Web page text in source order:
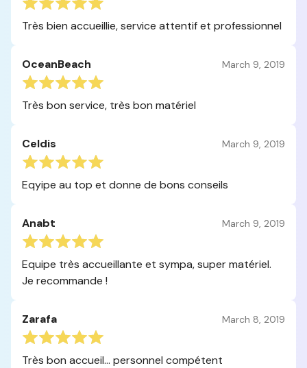
Très bien accueillie, service attentif et professionnel
OceanBeach March 9, 2019
Très bon service, très bon matériel
Celdis March 9, 2019
Eqyipe au top et donne de bons conseils
Anabt March 9, 2019
Equipe très accueillante et sympa, super matériel.
Je recommande !
Zarafa March 8, 2019
Très bon accueil... personnel compétent